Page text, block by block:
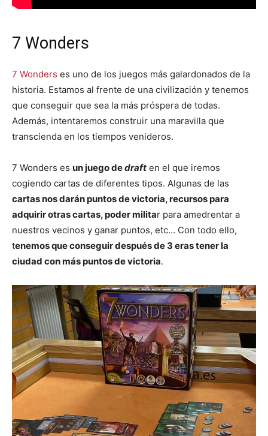
7 Wonders
7 Wonders es uno de los juegos más galardonados de la
historia. Estamos al frente de una civilización y tenemos
que conseguir que sea la más próspera de todas.
Además, intentaremos construir una maravilla que
transcienda en los tiempos venideros.
7 Wonders es un juego dedraft en el que iremos
cogiendo cartas de diferentes tipos. Algunas de las
cartas nos darán puntos de victoria, recursos para
adquirir otras cartas, poder militar para amedrentar a
nuestros vecinos y ganar puntos, etc… Con todo ello,
tenemos que conseguir después de 3 eras tener la
ciudad con más puntos de victoria.